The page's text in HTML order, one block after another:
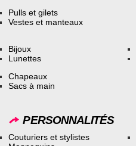
Pulls et gilets
Vestes et manteaux
Bijoux
Lunettes
Chapeaux
Sacs à main
PERSONNALITÉS
Couturiers et stylistes